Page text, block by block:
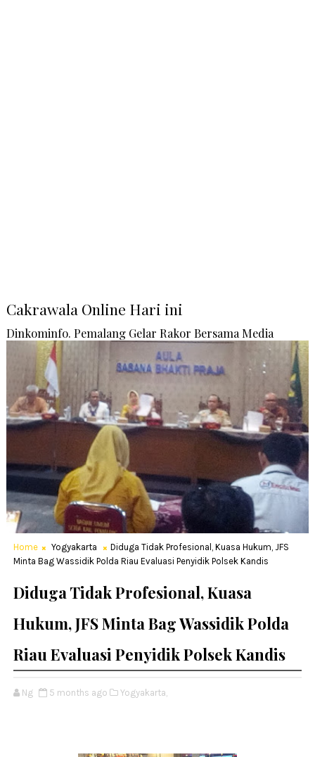
Cakrawala Online Hari ini
Dinkominfo. Pemalang Gelar Rakor Bersama Media
Home Yogyakarta
Diduga Tidak Profesional, Kuasa Hukum, JFS
Minta Bag Wassidik Polda Riau Evaluasi Penyidik Polsek Kandis
Diduga Tidak Profesional, Kuasa
Hukum, JFS Minta Bag Wassidik Polda
Riau Evaluasi Penyidik Polsek Kandis
Ng 5 months ago Yogyakarta,